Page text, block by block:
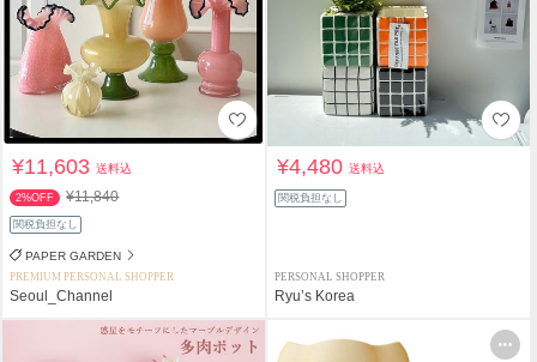
¥11,603送料込
2%OFF ¥11,840
関税負担なし
PAPER GARDEN
PREMIUM PERSONAL SHOPPER
Seoul_Channel
¥4,480送料込
関税負担なし
PERSONAL SHOPPER
Ryu’s Korea